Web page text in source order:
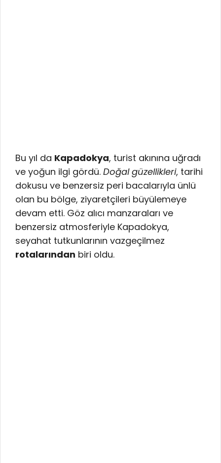
Bu yıl da Kapadokya, turist akınına uğradı
ve yoğun ilgi gördü. Doğal güzellikleri, tarihi
dokusu ve benzersiz peri bacalarıyla ünlü
olan bu bölge, ziyaretçileri büyülemeye
devam etti. Göz alıcı manzaraları ve
benzersiz atmosferiyle Kapadokya,
seyahat tutkunlarının vazgeçilmez
rotalarından biri oldu.